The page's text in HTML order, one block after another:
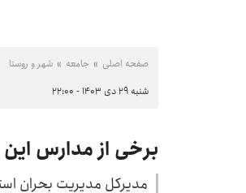
صفحه اصلی جامعه شهر و روستا
شنبه ۲۹ دی ۱۴۰۳ - ۲۲:۰۰
برخی از مدارس
مدیرکل مدیریت بحران